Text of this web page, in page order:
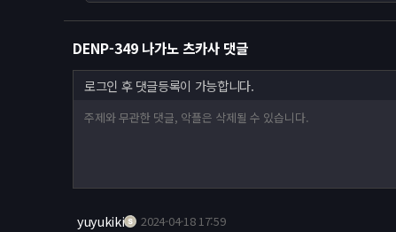
DENP-349 나가노 츠카사 댓글
로그인 후 댓글등록이 가능합니다.
yuyukiki 2024-04-18 17:59